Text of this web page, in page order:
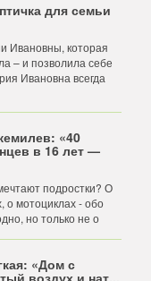
для семьи
Ивановны, которая
– и позволила себе
Ивановна всегда
«40
в 16 лет —
подростки? О
о мотоциклах - обо
но только не о
«Дом с
воздух и нат...